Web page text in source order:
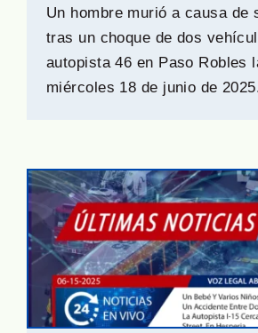
Un hombre murió a causa de
tras un choque de dos
autopista 46 en Paso Robles
miércoles 18 de junio de